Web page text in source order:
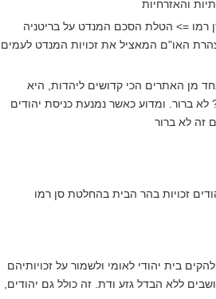
רמו => הטלת הסכם המנדט על בריטניה
הלאומים => סעיף 80 בהצהרת האו"ם המאציל את זכויות המנדט לעמים
מן האתרים הכי קדושים ליהדות, היא
ברור. ומדוע כאשר נמנעת כניסת יהודים
יש להקים בית יהודי לאומי ולשמור על זכויותיהם
ללא הבדל גזע ודת. זה כולל גם יהודים,